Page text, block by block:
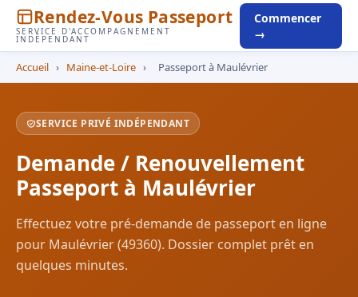
Rendez-Vous Passeport
SERVICE D'ACCOMPAGNEMENT
INDÉPENDANT
Commencer
→
Accueil › Maine-et-Loire › Passeport à Maulévrier
SERVICE PRIVÉ INDÉPENDANT
Demande / Renouvellement
Passeport à Maulévrier
Effectuez votre pré-demande de passeport en ligne
pour Maulévrier (49360). Dossier complet prêt en
quelques minutes.